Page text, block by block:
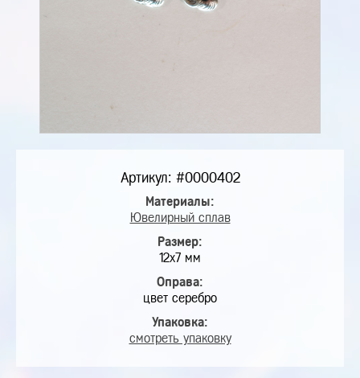
Артикул: #0000402
Материалы:
Ювелирный сплав
Размер:
12х7 мм
Оправа:
цвет серебро
Упаковка:
смотреть упаковку